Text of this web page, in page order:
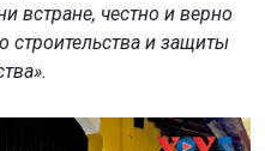
встране, честно и верно
строительства и защиты